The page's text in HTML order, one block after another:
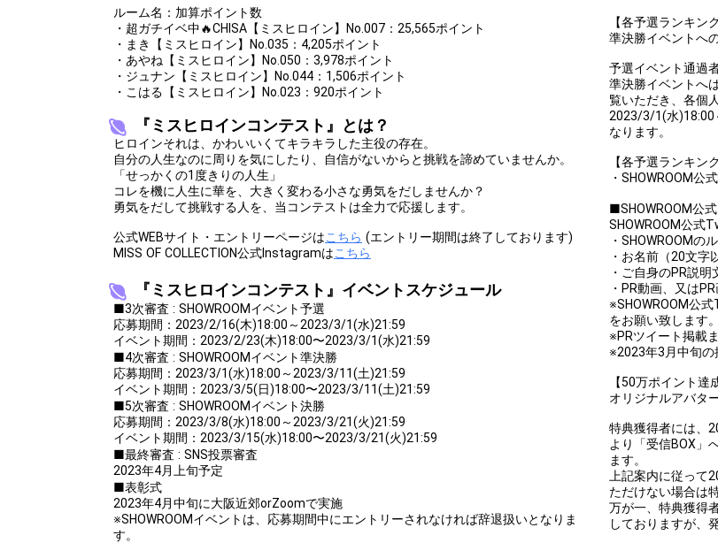
260000 最近嬉しかった事を発表してみよう！
300000 最近面白かった事を発表してみよう！
380000 最近泣いた事を発表してみよう！
420000 最近ビックリした事を発表してみよう！
460000 最近の悩みを発表してみよう！
480000 今の気持ちを一言で発表してみよう！
500000 オリジナルアバター制作権獲得！
Gifting
Throw gifts to the stage and join the live performance.
First, try throwing free Stars (once a day)! You can also charge Show Gold to purchase gifts
(available from 1 JPY)! When you continue to send gifts to the performer(s), the performer's
popularity ranking and your ranking go up.
To cheer on performers, you can send them gifts.
To send performers paid items, you must use Show Gold.
You can post
Close
ルーム名：加算ポイント数
・超ガチイベ中🔥CHISA【ミスヒロイン】No.007：25,565ポイント
・まき【ミスヒロイン】No.035：4,205ポイント
・あやね【ミスヒロイン】No.050：3,978ポイント
・ジュナン【ミスヒロイン】No.044：1,506ポイント
・こはる【ミスヒロイン】No.023：920ポイント
『ミスヒロインコンテスト』とは？
ヒロインそれは、かわいいくてキラキラした主役の存在。
自分の人生なのに周りを気にしたり、自信がないからと挑戦を諦めていませんか。
「せっかくの1度きりの人生」
コレを機に人生に華を、大きく変わる小さな勇気をだしませんか？
勇気をだして挑戦する人を、当コンテストは全力で応援します。
公式WEBサイト・エントリーページはこちら (エントリー期間は終了しております)
MISS OF COLLECTION公式Instagramはこちら
『ミスヒロインコンテスト』イベントスケジュール
■3次審査 : SHOWROOMイベント予選
応募期間：2023/2/16(木)18:00～2023/3/1(水)21:59
イベント期間：2023/2/23(木)18:00〜2023/3/1(水)21:59
■4次審査 : SHOWROOMイベント準決勝
応募期間：2023/3/1(水)18:00～2023/3/11(土)21:59
イベント期間：2023/3/5(日)18:00〜2023/3/11(土)21:59
■5次審査 : SHOWROOMイベント決勝
応募期間：2023/3/8(水)18:00～2023/3/21(火)21:59
イベント期間：2023/3/15(水)18:00〜2023/3/21(火)21:59
■最終審査 : SNS投票審査
2023年4月上旬予定
■表彰式
2023年4月中旬に大阪近郊orZoomで実施
※SHOWROOMイベントは、応募期間中にエントリーされなければ辞退扱いとなりま
す。
【各予選ランキン
準決勝イベントへ
予選イベント通過
準決勝イベントへ
覧いただき、各個
2023/3/1(水)18:00
なります。
【各予選ランキン
・SHOWROOM公
■SHOWROOM公
SHOWROOM公式
・SHOWROOMの
・お名前（20文字
・ご自身のPR説明
・PR動画、又は
※SHOWROOM公
をお願い致します。
※PRツイート掲載
※2023年3月中旬の
【50万ポイント達
オリジナルアバタ
特典獲得者には、
より「受信BOX」
ます。
上記案内に従っ
ただけない場合は
万が一、特典獲得
しておりますが、